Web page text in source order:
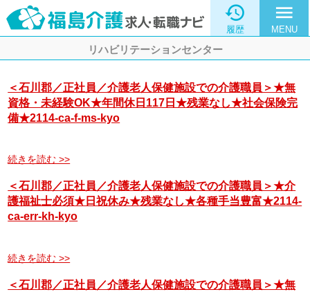

履歴
menu
MENU
リハビリテーションセンター
＜石川郡／正社員／介護老人保健施設での介護職員＞★無
資格・未経験OK★年間休日117日★残業なし★社会保険完
備★2114-ca-f-ms-kyo
続きを読む >>
＜石川郡／正社員／介護老人保健施設での介護職員＞★介
護福祉士必須★日祝休み★残業なし★各種手当豊富★2114-
ca-err-kh-kyo
続きを読む >>
＜石川郡／正社員／介護老人保健施設での介護職員＞★無